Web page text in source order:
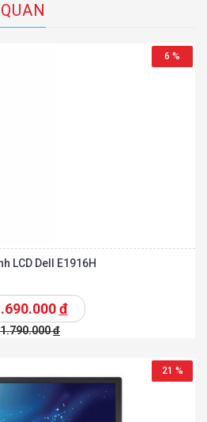
6 %
LCD Dell E1916H
đ
1.790.000đ
21 %